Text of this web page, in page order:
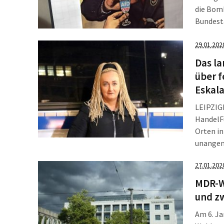
die
SPDler.
2020,
Das
über
Handel
Orten
drei
des
und
Am 6.